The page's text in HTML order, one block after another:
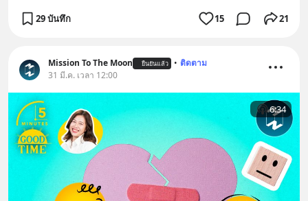
29 บันทึก 15 21
Mission To The Moon ยืนยันแล้ว • ติดตาม
31 มี.ค. เวลา 12:00
6:34